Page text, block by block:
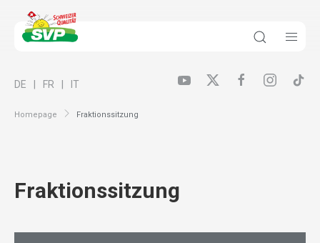
Homepage Fraktionssitzung
DE FR IT
Fraktionssitzung